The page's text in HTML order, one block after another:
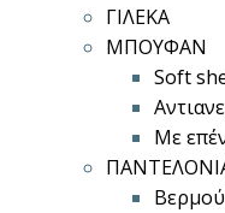
ΓΙΛΕΚΑ
ΜΠΟΥΦΑΝ
Soft
Με